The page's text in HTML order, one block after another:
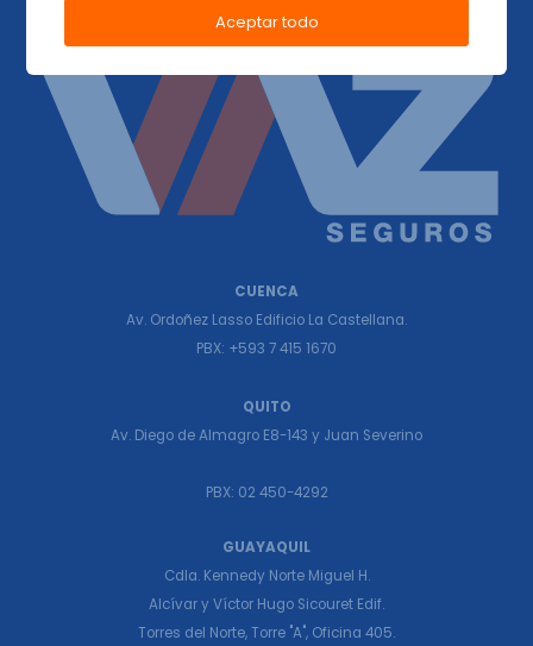
CUENCA
Av. Ordoñez Lasso Edificio La Castellana.
PBX: +593 7 415 1670
QUITO
Av. Diego de Almagro E8-143 y Juan Severino
PBX: 02 450-4292
GUAYAQUIL
Cdla. Kennedy Norte Miguel H.
Alcívar y Víctor Hugo Sicouret Edif.
Torres del Norte, Torre "A", Oficina 405.
Aceptar todo